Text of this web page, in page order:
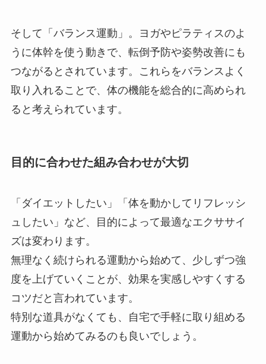
そして「バランス運動」。ヨガやピラティスのよ
うに体幹を使う動きで、転倒予防や姿勢改善にも
つながるとされています。これらをバランスよく
取り入れることで、体の機能を総合的に高められ
ると考えられています。
目的に合わせた組み合わせが大切
「ダイエットしたい」「体を動かしてリフレッシ
ュしたい」など、目的によって最適なエクササイ
ズは変わります。
無理なく続けられる運動から始めて、少しずつ強
度を上げていくことが、効果を実感しやすくする
コツだと言われています。
特別な道具がなくても、自宅で手軽に取り組める
運動から始めてみるのも良いでしょう。